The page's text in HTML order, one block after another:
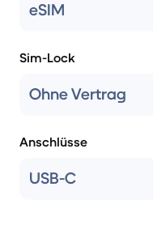
eSIM
Sim-Lock
Ohne Vertrag
Anschlüsse
USB-C